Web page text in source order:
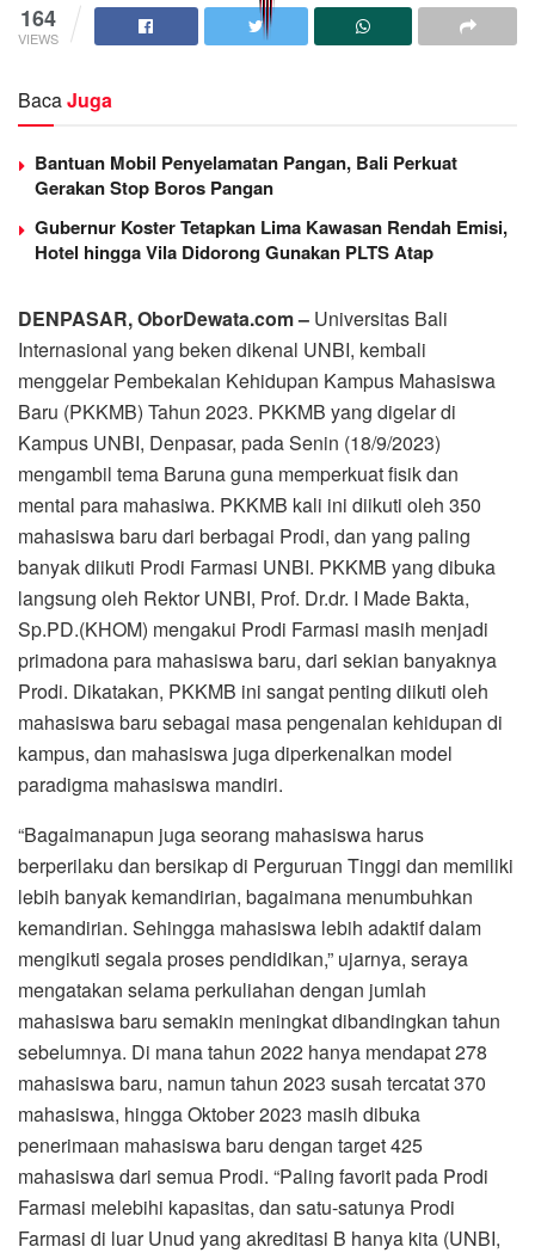
164
VIEWS
BacaJuga
Bantuan Mobil Penyelamatan Pangan, Bali Perkuat
Gerakan Stop Boros Pangan
Gubernur Koster Tetapkan Lima Kawasan Rendah Emisi,
Hotel hingga Vila Didorong Gunakan PLTS Atap
DENPASAR, OborDewata.com – Universitas Bali
Internasional yang beken dikenal UNBI, kembali
menggelar Pembekalan Kehidupan Kampus Mahasiswa
Baru (PKKMB) Tahun 2023. PKKMB yang digelar di
Kampus UNBI, Denpasar, pada Senin (18/9/2023)
mengambil tema Baruna guna memperkuat fisik dan
mental para mahasiwa. PKKMB kali ini diikuti oleh 350
mahasiswa baru dari berbagai Prodi, dan yang paling
banyak diikuti Prodi Farmasi UNBI. PKKMB yang dibuka
langsung oleh Rektor UNBI, Prof. Dr.dr. I Made Bakta,
Sp.PD.(KHOM) mengakui Prodi Farmasi masih menjadi
primadona para mahasiswa baru, dari sekian banyaknya
Prodi. Dikatakan, PKKMB ini sangat penting diikuti oleh
mahasiswa baru sebagai masa pengenalan kehidupan di
kampus, dan mahasiswa juga diperkenalkan model
paradigma mahasiswa mandiri.
“Bagaimanapun juga seorang mahasiswa harus
berperilaku dan bersikap di Perguruan Tinggi dan memiliki
lebih banyak kemandirian, bagaimana menumbuhkan
kemandirian. Sehingga mahasiswa lebih adaktif dalam
mengikuti segala proses pendidikan,” ujarnya, seraya
mengatakan selama perkuliahan dengan jumlah
mahasiswa baru semakin meningkat dibandingkan tahun
sebelumnya. Di mana tahun 2022 hanya mendapat 278
mahasiswa baru, namun tahun 2023 susah tercatat 370
mahasiswa, hingga Oktober 2023 masih dibuka
penerimaan mahasiswa baru dengan target 425
mahasiswa dari semua Prodi. “Paling favorit pada Prodi
Farmasi melebihi kapasitas, dan satu-satunya Prodi
Farmasi di luar Unud yang akreditasi B hanya kita (UNBI,